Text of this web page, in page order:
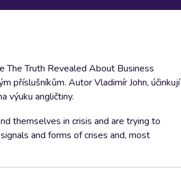
The Truth Revealed About Business
příslušníkům. Autor Vladimír John, účinkují
výuku angličtiny.
themselves in crisis and are trying to
and forms of crises and, most